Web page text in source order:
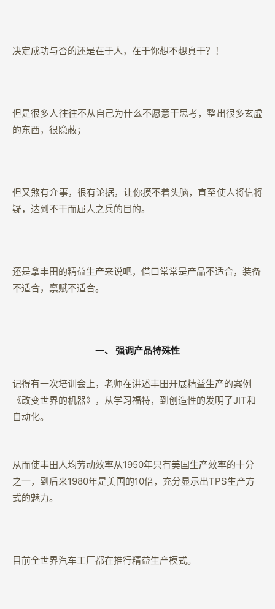
决定成功与否的还是在于人，在于你想不想真干？！
但是很多人往往不从自己为什么不愿意干思考，整出很多玄虚
的东西，很隐蔽；
但又煞有介事，很有论据，让你摸不着头脑，直至使人将信将
疑，达到不干而屈人之兵的目的。
还是拿丰田的精益生产来说吧，借口常常是产品不适合，装备
不适合，禀赋不适合。
一、 强调产品特殊性
记得有一次培训会上，老师在讲述丰田开展精益生产的案例
《改变世界的机器》，从学习福特，到创造性的发明了JIT和
自动化。
从而使丰田人均劳动效率从1950年只有美国生产效率的十分
之一，到后来1980年是美国的10倍，充分显示出TPS生产方
式的魅力。
目前全世界汽车工厂都在推行精益生产模式。